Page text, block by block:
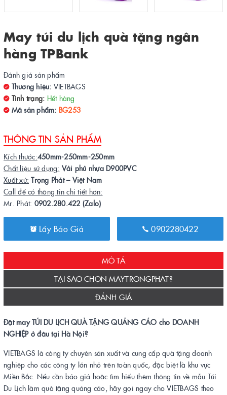
May túi du lịch quà tặng ngân
hàng TPBank
Đánh giá sản phẩm
Thương hiệu: VIETBAGS
Tình trạng: Hết hàng
Mã sản phẩm: BG253
THÔNG TIN SẢN PHẨM
Kích thước:450mm-250mm-250mm
Chất liệu sử dụng: Vải phủ nhựa D900PVC
Xuất xứ: Trọng Phát – Việt Nam
Call để có thông tin chi tiết hơn:
Mr. Phát: 0902.280.422 (Zalo)
Lấy Báo Giá 0902280422
MÔ TẢ
TẠI SAO CHỌN MAYTRONGPHAT?
ĐÁNH GIÁ
Đặt may TÚI DU LỊCH QUÀ TẶNG QUẢNG CÁO cho DOANH
NGHIỆP ở đâu tại Hà Nội?
VIETBAGS là công ty chuyên sản xuất và cung cấp quà tặng doanh
nghiệp cho các công ty lớn nhỏ trên toàn quốc, đặc biệt là khu vực
Miền Bắc. Nếu cần báo giá hoặc tìm hiểu thêm thông tin về mẫu Túi
Du Lịch làm quà tặng quảng cáo, hãy gọi ngay cho VIETBAGS theo